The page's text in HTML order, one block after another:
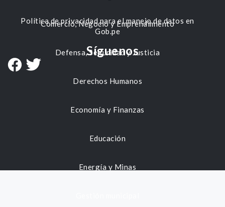
Comercio, Negocio y Emprendimiento
Defensa, Seguridad y Justicia
Derechos Humanos
Economía y Finanzas
Educación
Energía y Minas
Política de privacidad para el manejo de datos en
Gob.pe
Síguenos